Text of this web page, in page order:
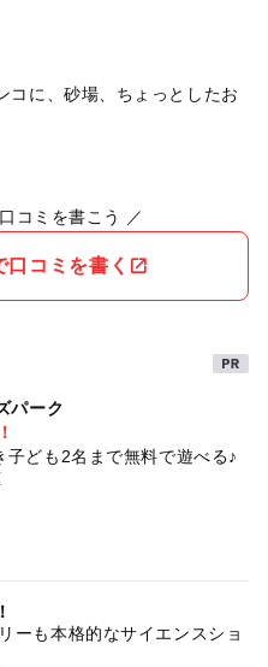
コに、砂場、ちょっとしたお
コミを書こう ／
コミを書く
パーク
子ども2名まで無料で遊べる♪
ーも本格的なサイエンスショ